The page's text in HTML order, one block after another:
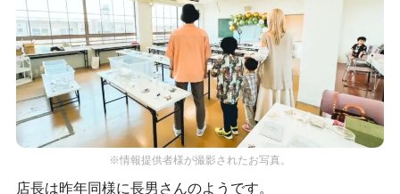
※情報提供者様が撮影されたお写真。
店長は昨年同様に長男さんのようです。